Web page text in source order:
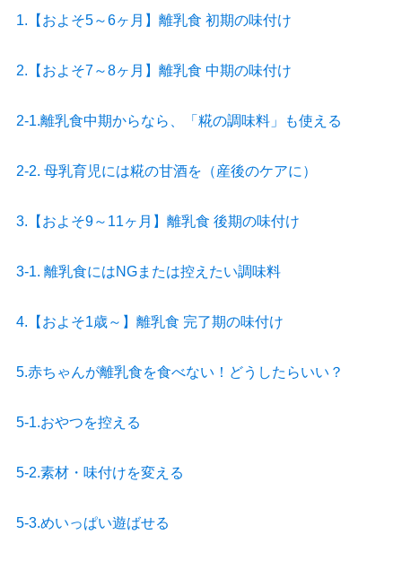
1.【およそ5～6ヶ月】離乳食 初期の味付け
2.【およそ7～8ヶ月】離乳食 中期の味付け
2-1.離乳食中期からなら、「糀の調味料」も使える
2-2. 母乳育児には糀の甘酒を（産後のケアに）
3.【およそ9～11ヶ月】離乳食 後期の味付け
3-1. 離乳食にはNGまたは控えたい調味料
4.【およそ1歳～】離乳食 完了期の味付け
5.赤ちゃんが離乳食を食べない！どうしたらいい？
5-1.おやつを控える
5-2.素材・味付けを変える
5-3.めいっぱい遊ばせる